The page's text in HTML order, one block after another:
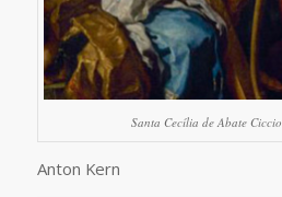
Santa Cecília de Abate Ciccio
Anton Kern